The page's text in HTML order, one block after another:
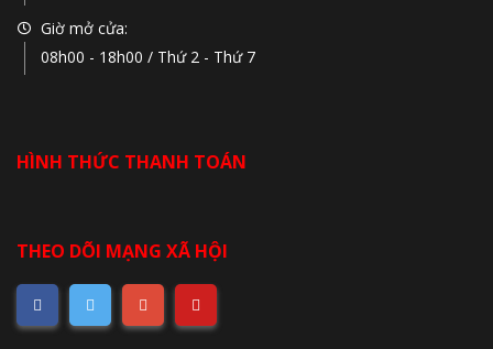
Giờ mở cửa:
08h00 - 18h00 / Thứ 2 - Thứ 7
HÌNH THỨC THANH TOÁN
THEO DÕI MẠNG XÃ HỘI